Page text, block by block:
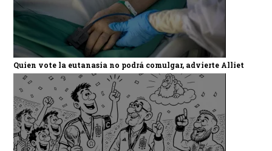
Quien vote la eutanasia no podrá comulgar, advierte Alliet